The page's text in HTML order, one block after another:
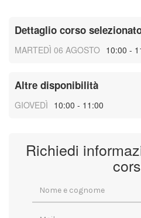
Dettaglio corso
MARTEDÌ 06 AGOSTO 10:00 -
Altre disponibilità
GIOVEDÌ 10:00 - 11:00
Richiedi